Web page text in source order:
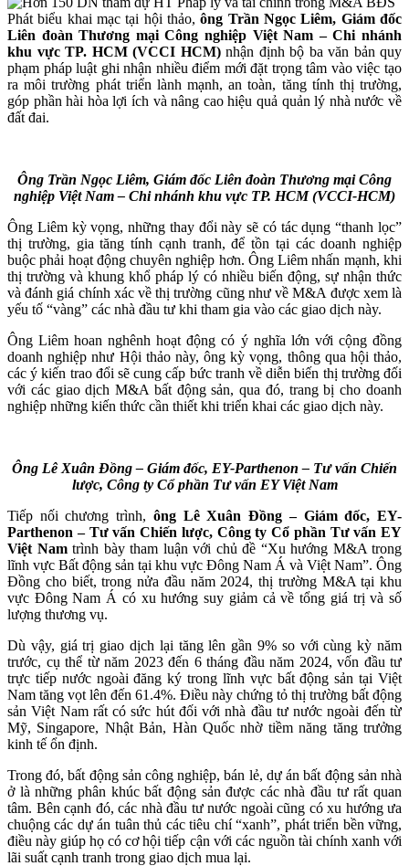
Phát biểu khai mạc tại hội thảo,ông Trần Ngọc Liêm, Giám đốc
Liên đoàn Thương mại Công nghiệp Việt Nam – Chi nhánh
khu vực TP. HCM (VCCI HCM)nhận định bộ ba văn bản quy
phạm pháp luật ghi nhận nhiều điểm mới đặt trọng tâm vào việc tạo
ra môi trường phát triển lành mạnh, an toàn, tăng tính thị trường,
góp phần hài hòa lợi ích và nâng cao hiệu quả quản lý nhà nước về
đất đai.
Ông Trần Ngọc Liêm, Giám đốc Liên đoàn Thương mại Công
nghiệp Việt Nam – Chi nhánh khu vực TP. HCM (VCCI-HCM)
Ông Liêm kỳ vọng, những thay đổi này sẽ có tác dụng “thanh lọc”
thị trường, gia tăng tính cạnh tranh, để tồn tại các doanh nghiệp
buộc phải hoạt động chuyên nghiệp hơn. Ông Liêm nhấn mạnh, khi
thị trường và khung khổ pháp lý có nhiều biến động, sự nhận thức
và đánh giá chính xác về thị trường cũng như về M&A được xem là
yếu tố “vàng” các nhà đầu tư khi tham gia vào các giao dịch này.
Ông Liêm hoan nghênh hoạt động có ý nghĩa lớn với cộng đồng
doanh nghiệp như Hội thảo này, ông kỳ vọng, thông qua hội thảo,
các ý kiến trao đổi sẽ cung cấp bức tranh về diễn biến thị trường đối
với các giao dịch M&A bất động sản, qua đó, trang bị cho doanh
nghiệp những kiến thức cần thiết khi triển khai các giao dịch này.
Ông Lê Xuân Đồng – Giám đốc, EY-Parthenon – Tư vấn Chiến
lược, Công ty Cổ phần Tư vấn EY Việt Nam
Tiếp nối chương trình, ông Lê Xuân Đồng – Giám đốc, EY-
Parthenon – Tư vấn Chiến lược, Công ty Cổ phần Tư vấn EY
Việt Namtrình bày tham luận với chủ đề “Xu hướng M&A trong
lĩnh vực Bất động sản tại khu vực Đông Nam Á và Việt Nam”. Ông
Đồng cho biết, trong nửa đầu năm 2024, thị trường M&A tại khu
vực Đông Nam Á có xu hướng suy giảm cả về tổng giá trị và số
lượng thương vụ.
Dù vậy, giá trị giao dịch lại tăng lên gần 9% so với cùng kỳ năm
trước, cụ thể từ năm 2023 đến 6 tháng đầu năm 2024, vốn đầu tư
trực tiếp nước ngoài đăng ký trong lĩnh vực bất động sản tại Việt
Nam tăng vọt lên đến 61.4%. Điều này chứng tỏ thị trường bất động
sản Việt Nam rất có sức hút đối với nhà đầu tư nước ngoài đến từ
Mỹ, Singapore, Nhật Bản, Hàn Quốc nhờ tiềm năng tăng trưởng
kinh tế ổn định.
Trong đó, bất động sản công nghiệp, bán lẻ, dự án bất động sản nhà
ở là những phân khúc bất động sản được các nhà đầu tư rất quan
tâm. Bên cạnh đó, các nhà đầu tư nước ngoài cũng có xu hướng ưa
chuộng các dự án tuân thủ các tiêu chí “xanh”, phát triển bền vững,
điều này giúp họ có cơ hội tiếp cận với các nguồn tài chính xanh với
lãi suất cạnh tranh trong giao dịch mua lại.